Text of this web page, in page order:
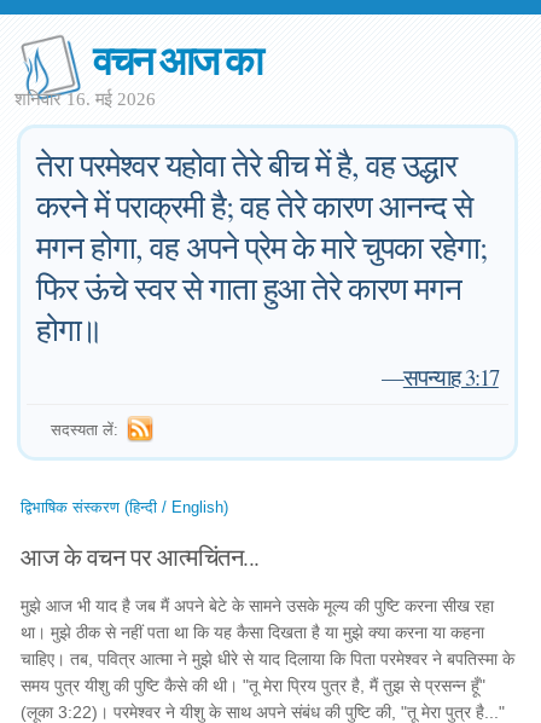
वचन आज का
शनिवार 16. मई 2026
तेरा परमेश्वर यहोवा तेरे बीच में है, वह उद्धार
करने में पराक्रमी है; वह तेरे कारण आनन्द से
मगन होगा, वह अपने प्रेम के मारे चुपका रहेगा;
फिर ऊंचे स्वर से गाता हुआ तेरे कारण मगन
होगा॥
—सपन्याह 3:17
सदस्यता लें:
द्विभाषिक संस्करण (हिन्दी / English)
आज के वचन पर आत्मचिंतन...
मुझे आज भी याद है जब मैं अपने बेटे के सामने उसके मूल्य की पुष्टि करना सीख रहा
था। मुझे ठीक से नहीं पता था कि यह कैसा दिखता है या मुझे क्या करना या कहना
चाहिए। तब, पवित्र आत्मा ने मुझे धीरे से याद दिलाया कि पिता परमेश्वर ने बपतिस्मा के
समय पुत्र यीशु की पुष्टि कैसे की थी। "तू मेरा प्रिय पुत्र है, मैं तुझ से प्रसन्न हूँ"
(लूका 3:22)। परमेश्वर ने यीशु के साथ अपने संबंध की पुष्टि की, "तू मेरा पुत्र है..."